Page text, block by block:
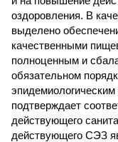
оздоровления. В
выделено
качественными
полноценным и
обязательном
подтверждает
действующего
действующего СЭЗ